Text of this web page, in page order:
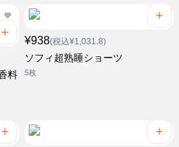
料
¥938(税込¥1,031.8)
ソフィ超熟睡ショーツ
5枚